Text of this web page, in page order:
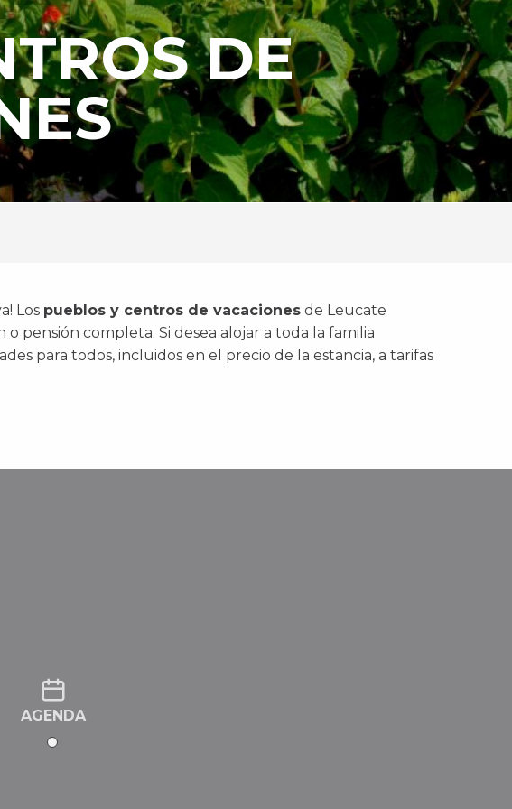
DE
Los pueblos y centros de vacaciones de Leucate
o pensión completa. Si desea alojar a toda la familia
para todos, incluidos en el precio de la estancia, a tarifas
AGENDA